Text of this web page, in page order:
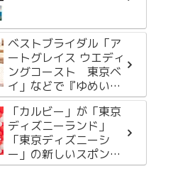
ベストブライダル「ア
ートグレイス ウエディ
ングコースト 東京ベ
イ」などで『ゆめいろ
ストロベリーアフタヌ
ーンティー with ハー
ゲンダッツ』開催中！
「カルビー」が「東京
ディズニーランド」
「東京ディズニーシ
ー」の新しいスポンサ
ーになりました